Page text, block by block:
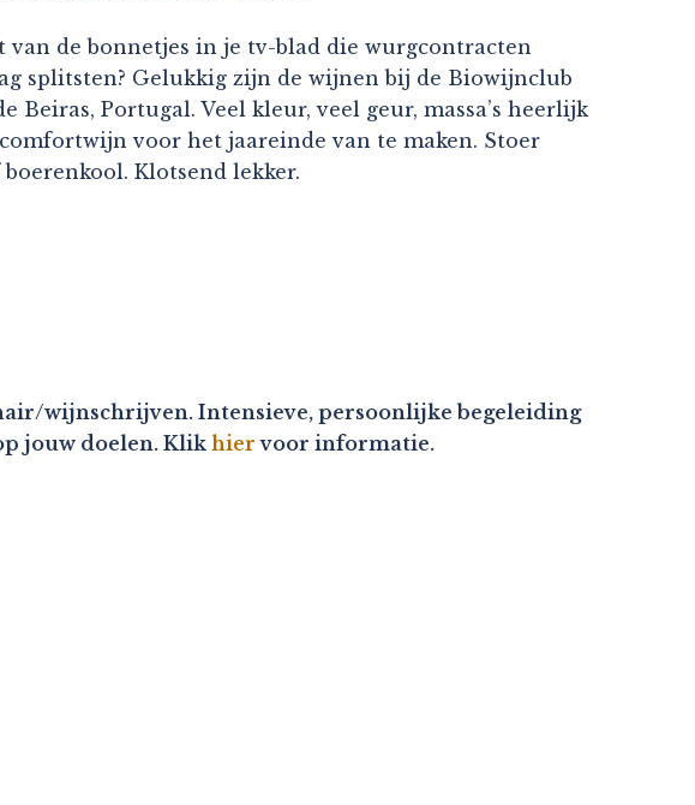
van de bonnetjes in je tv-blad die wurgcontracten
splitsten? Gelukkig zijn de wijnen bij de Biowijnclub
Portugal. Veel kleur, veel geur, massa’s heerlijk
voor het jaareinde van te maken. Stoer
Klotsend lekker.
wijnschrijven. Intensieve, persoonlijke begeleiding
jouw doelen. Klik hier voor informatie.